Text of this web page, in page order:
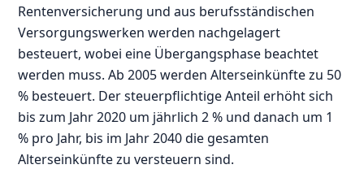
Rentenversicherung und aus berufsständischen
Versorgungswerken werden nachgelagert
besteuert, wobei eine Übergangsphase beachtet
werden muss. Ab 2005 werden Alterseinkünfte zu 50
% besteuert. Der steuerpflichtige Anteil erhöht sich
bis zum Jahr 2020 um jährlich 2 % und danach um 1
% pro Jahr, bis im Jahr 2040 die gesamten
Alterseinkünfte zu versteuern sind.